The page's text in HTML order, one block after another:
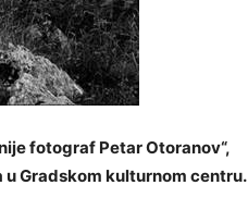
fotograf Petar Otoranov“,
Gradskom kulturnom centru.